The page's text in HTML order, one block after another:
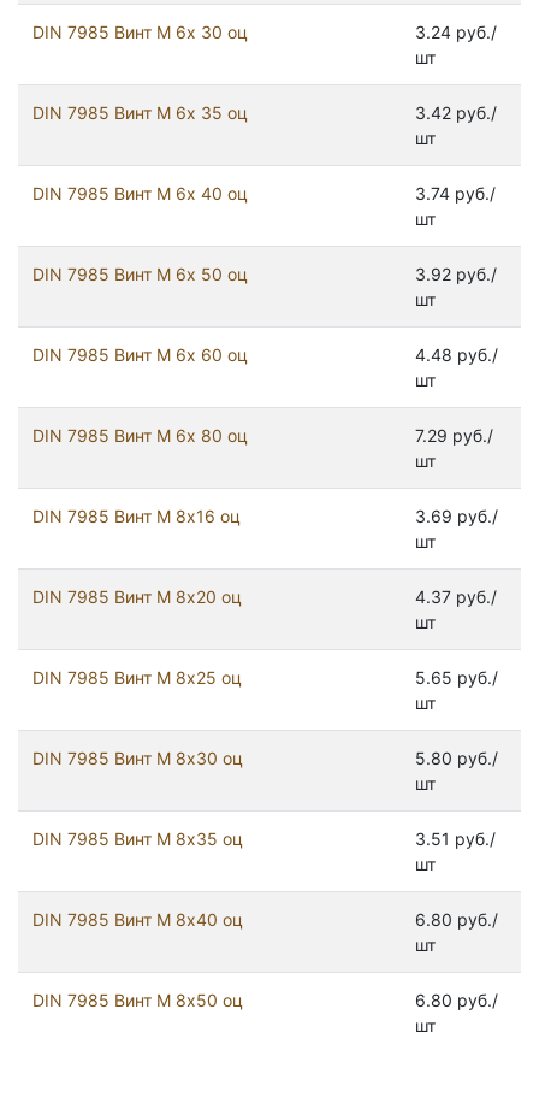
DIN 7985 Винт М 6х 30 оц
3.24 руб./
шт
DIN 7985 Винт М 6х 35 оц
3.42 руб./
шт
DIN 7985 Винт М 6х 40 оц
3.74 руб./
шт
DIN 7985 Винт М 6х 50 оц
3.92 руб./
шт
DIN 7985 Винт М 6х 60 оц
4.48 руб./
шт
DIN 7985 Винт М 6х 80 оц
7.29 руб./
шт
DIN 7985 Винт М 8х16 оц
3.69 руб./
шт
DIN 7985 Винт М 8х20 оц
4.37 руб./
шт
DIN 7985 Винт М 8х25 оц
5.65 руб./
шт
DIN 7985 Винт М 8х30 оц
5.80 руб./
шт
DIN 7985 Винт М 8х35 оц
3.51 руб./
шт
DIN 7985 Винт М 8х40 оц
6.80 руб./
шт
DIN 7985 Винт М 8х50 оц
6.80 руб./
шт